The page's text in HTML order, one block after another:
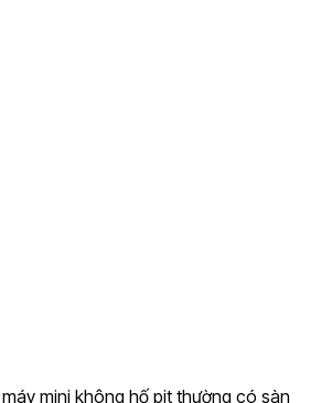
mini không hố pit thường có sàn